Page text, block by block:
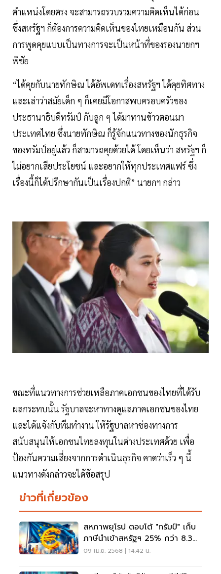
ตำแหน่งโดยตรง จะสามารถรวบรวมความคิดเห็นได้ก่อน
ซึ่งสหรัฐฯ ก็ต้องการความคิดเห็นของไทยเหมือนกัน ส่วน
การพูดคุยแบบเป็นทางการจะเป็นหน้าที่ของรองนายกฯ
พิชัย
“ได้คุยกับนายทักษิณ ได้อัพเดทเรื่องสหรัฐฯ ได้คุยทิศทาง
และเล่าว่าสมัยเด็ก ๆ ก็เคยมีโอกาสพบครอบครัวของ
ประธานาธิบดีทรัมป์ กับลูก ๆ ได้มาทานข้าวตอนมา
ประเทศไทย ซึ่งนายทักษิณ ก็รู้จักแนวทางของนักธุรกิจ
ของทรัมป์อยู่แล้ว ก็สามารถคุยด้วยได้ โดยเห็นว่า สหรัฐฯ ก็
ไม่อยากเสียประโยชน์ และอยากให้ทุกประเทศแฟร์ ซึ่ง
เรื่องนี้ก็ได้ปรึกษากันเป็นเรื่องปกติ” นายกฯ กล่าว
ขณะที่แนวทางการช่วยเหลือภาคเอกชนของไทยที่ได้รับ
ผลกระทบนั้น รัฐบาลจะหาทางดูแลภาคเอกชนของไทย
และได้แจ้งกับทีมทำงาน ให้รัฐบาลหาช่องทางการ
สนับสนุนให้เอกชนไทยลงทุนในต่างประเทศด้วย เพื่อ
ป้องกันความเสี่ยงจากการดำเนินธุรกิจ คาดว่าเร็ว ๆ นี้
แนวทางดังกล่าวจะได้ข้อสรุป
ข่าวที่เกี่ยวข้อง
สหภาพยุโรป ตอบโต้ "ทรัมป์" เก็บ
ภาษีนำเข้าสหรัฐฯ 25% กว่า 8.3
แสนล้าน
09 เม.ย. 2568 | 14:42 น.